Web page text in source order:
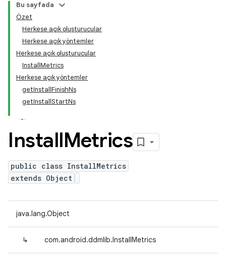
Bu sayfada
Özet
Herkese açık oluşturucular
Herkese açık yöntemler
Herkese açık oluşturucular
InstallMetrics
Herkese açık yöntemler
getInstallFinishNs
getInstallStartNs
InstallMetrics
public class InstallMetrics
extends Object
java.lang.Object
↳ com.android.ddmlib.InstallMetrics